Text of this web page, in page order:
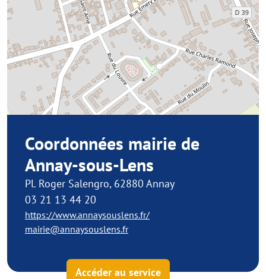
Coordonnées mairie de
Annay-sous-Lens
Pl. Roger Salengro, 62880 Annay
03 21 13 44 20
https://www.annaysouslens.fr/
mairie@annaysouslens.fr
Accéder au service